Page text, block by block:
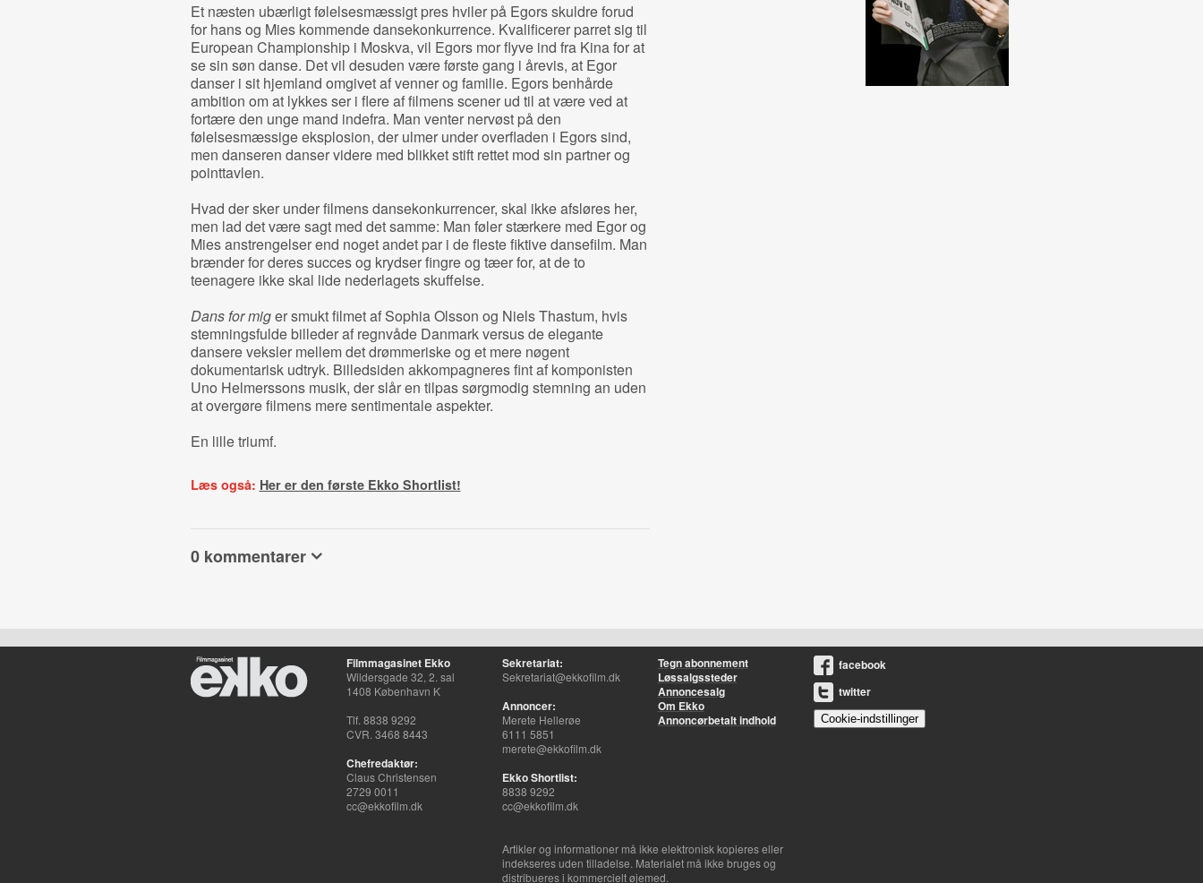
Et næsten ubærligt følelsesmæssigt pres hviler på Egors skuldre forud
for hans og Mies kommende dansekonkurrence. Kvalificerer parret sig til
European Championship i Moskva, vil Egors mor flyve ind fra Kina for at
se sin søn danse. Det vil desuden være første gang i årevis, at Egor
danser i sit hjemland omgivet af venner og familie. Egors benhårde
ambition om at lykkes ser i flere af filmens scener ud til at være ved at
fortære den unge mand indefra. Man venter nervøst på den
følelsesmæssige eksplosion, der ulmer under overfladen i Egors sind,
men danseren danser videre med blikket stift rettet mod sin partner og
pointtavlen.
Hvad der sker under filmens dansekonkurrencer, skal ikke afsløres her,
men lad det være sagt med det samme: Man føler stærkere med Egor og
Mies anstrengelser end noget andet par i de fleste fiktive dansefilm. Man
brænder for deres succes og krydser fingre og tæer for, at de to
teenagere ikke skal lide nederlagets skuffelse.
Dans for miger smukt filmet af Sophia Olsson og Niels Thastum, hvis
stemningsfulde billeder af regnvåde Danmark versus de elegante
dansere veksler mellem det drømmeriske og et mere nøgent
dokumentarisk udtryk. Billedsiden akkompagneres fint af komponisten
Uno Helmerssons musik, der slår en tilpas sørgmodig stemning an uden
at overgøre filmens mere sentimentale aspekter.
En lille triumf.
Læs også: Her er den første Ekko Shortlist!
0 kommentarer
Filmmagasinet Ekko
Wildersgade 32, 2. sal
1408 København K
Tlf. 8838 9292
CVR. 3468 8443
Chefredaktør:
Claus Christensen
2729 0011
cc@ekkofilm.dk
Sekretariat:
Sekretariat@ekkofilm.dk
Annoncer:
Merete Hellerøe
6111 5851
merete@ekkofilm.dk
Ekko Shortlist:
8838 9292
cc@ekkofilm.dk
Tegn abonnement
Løssalgssteder
Annoncesalg
Om Ekko
Annoncørbetalt indhold
facebook
twitter
Cookie-indstillinger
Artikler og informationer må ikke elektronisk kopieres eller
indekseres uden tilladelse. Materialet må ikke bruges og
distribueres i kommercielt øjemed.